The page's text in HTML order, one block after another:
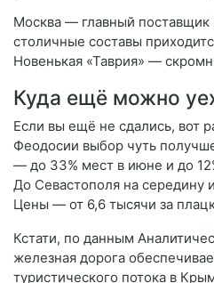
Москва — главный поставщик
столичные составы
Новенькая «Таврия» —
Куда ещё можно
Если вы ещё не сдались, вот
Феодосии выбор чуть
— до 33% мест в июне и до
До Севастополя на середину
Цены — от 6,6 тысячи за
Кстати, по данным
железная дорога
туристического потока в